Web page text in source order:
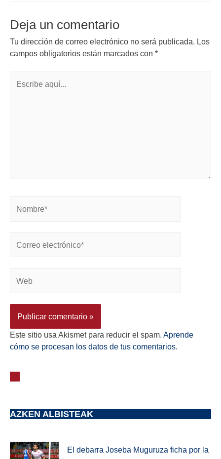
Deja un comentario
Tu dirección de correo electrónico no será publicada. Los
campos obligatorios están marcados con *
Este sitio usa Akismet para reducir el spam. Aprende
cómo se procesan los datos de tus comentarios.
AZKEN ALBISTEAK
El debarra Joseba Muguruza ficha por la